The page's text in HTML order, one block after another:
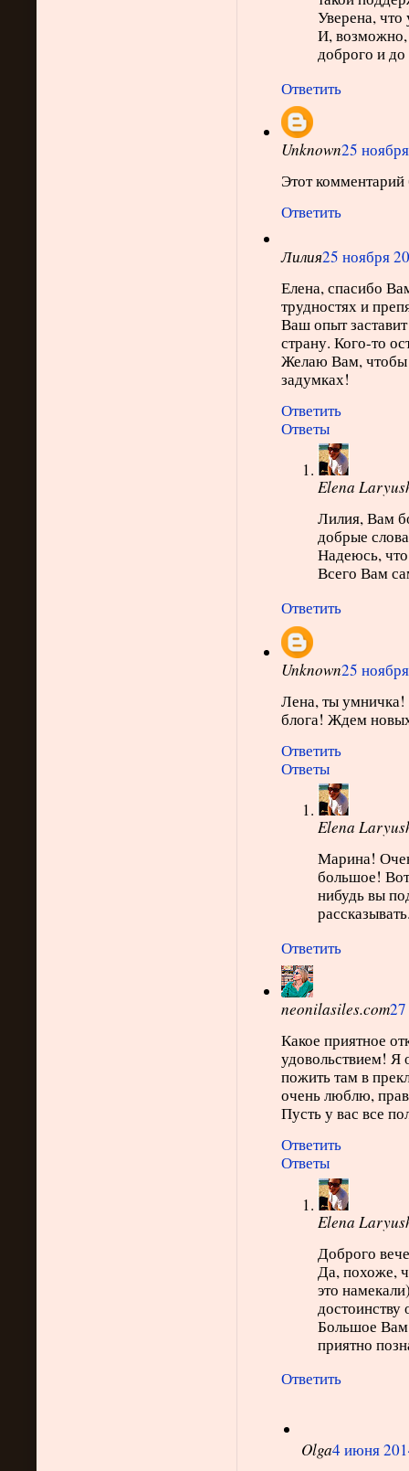
Уверена,
И, возможно,
доброго и до
Ответить
Unknown25
Этот
Ответить
Лилия25 ноября
Елена, спасибо
трудностях и
Ваш опыт
страну. Кого-то
Желаю Вам, чтобы
задумках!
Ответить
Ответы
Elena
Лилия, Вам
добрые
Надеюсь, что
Всего Вам
Ответить
Unknown25
Лена, ты умничка!
блога! Ждем
Ответить
Ответы
Elena
Марина!
большое! Вот
нибудь вы
Ответить
neonilasiles.com27
Какое приятное
удовольствием! Я
пожить там в
очень люблю,
Пусть у вас все
Ответить
Ответы
Elena
Доброго
Да, похоже,
это
достоинству
Большое Вам
приятно
Ответить
Olga4 июня